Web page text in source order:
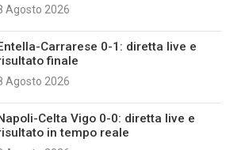
Agosto 2026
Carrarese 0-1: diretta live e
finale
Agosto 2026
Celta Vigo 0-0: diretta live e
in tempo reale